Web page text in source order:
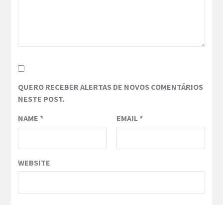
QUERO RECEBER ALERTAS DE NOVOS COMENTÁRIOS
NESTE POST.
NAME * EMAIL*
WEBSITE